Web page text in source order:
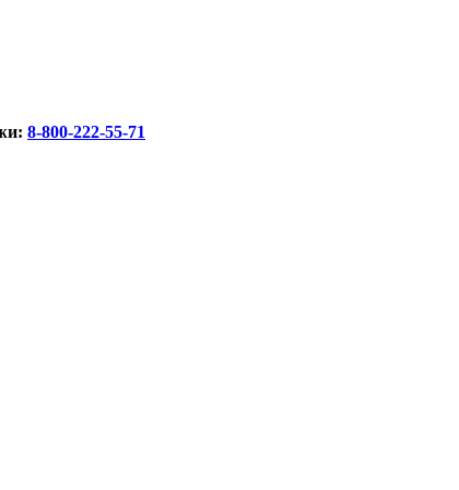
8-800-222-55-71